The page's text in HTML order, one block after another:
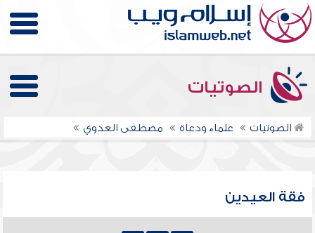
الصوتيات
الصوتيات علماء ودعاة مصطفى العدوي
فقة العيدين